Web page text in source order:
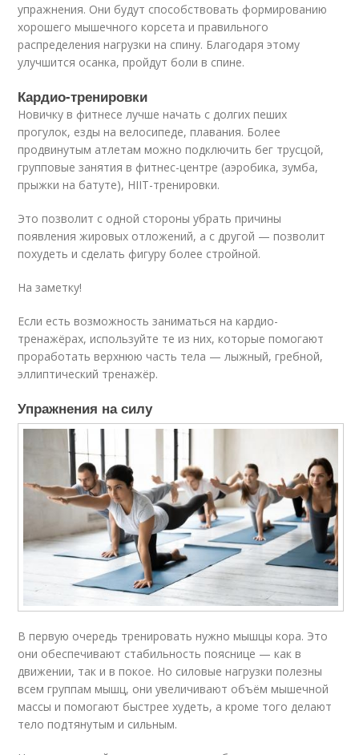
упражнения. Они будут способствовать формированию
хорошего мышечного корсета и правильного
распределения нагрузки на спину. Благодаря этому
улучшится осанка, пройдут боли в спине.
Кардио-тренировки
Новичку в фитнесе лучше начать с долгих пеших
прогулок, езды на велосипеде, плавания. Более
продвинутым атлетам можно подключить бег трусцой,
групповые занятия в фитнес-центре (аэробика, зумба,
прыжки на батуте), HIIT-тренировки.
Это позволит с одной стороны убрать причины
появления жировых отложений, а с другой — позволит
похудеть и сделать фигуру более стройной.
На заметку!
Если есть возможность заниматься на кардио-
тренажёрах, используйте те из них, которые помогают
проработать верхнюю часть тела — лыжный, гребной,
эллиптический тренажёр.
Упражнения на силу
В первую очередь тренировать нужно мышцы кора. Это
они обеспечивают стабильность пояснице — как в
движении, так и в покое. Но силовые нагрузки полезны
всем группам мышц, они увеличивают объём мышечной
массы и помогают быстрее худеть, а кроме того делают
тело подтянутым и сильным.